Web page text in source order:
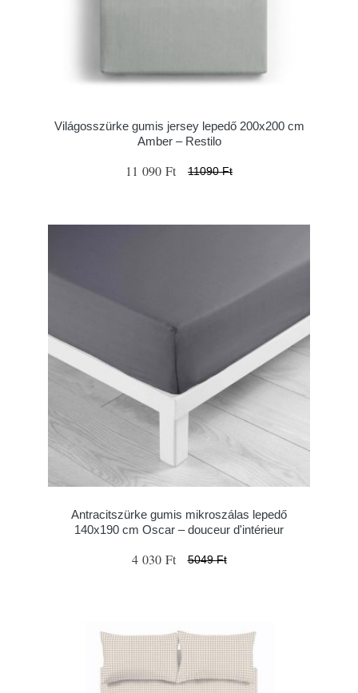
Világosszürke gumis jersey lepedő 200x200 cm
Amber – Restilo
11 090 Ft 11090 Ft
Antracitszürke gumis mikroszálas lepedő
140x190 cm Oscar – douceur d'intérieur
4 030 Ft 5049 Ft